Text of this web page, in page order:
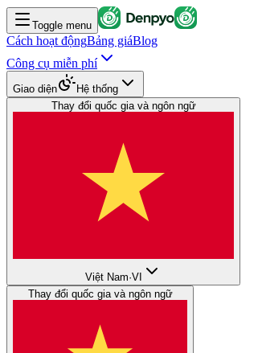
Toggle menu
Cách hoạt độngBảng giáBlog
Công cụ miễn phí
Giao diện
Hệ thống
Thay đổi quốc gia và ngôn ngữ
Việt Nam·VI
Thay đổi quốc gia và ngôn ngữ